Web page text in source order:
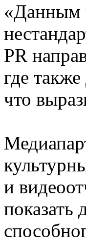
«Данным
PR
где
что
и
показать